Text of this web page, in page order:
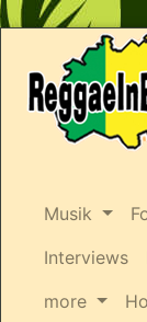
Musik
Interviews
more